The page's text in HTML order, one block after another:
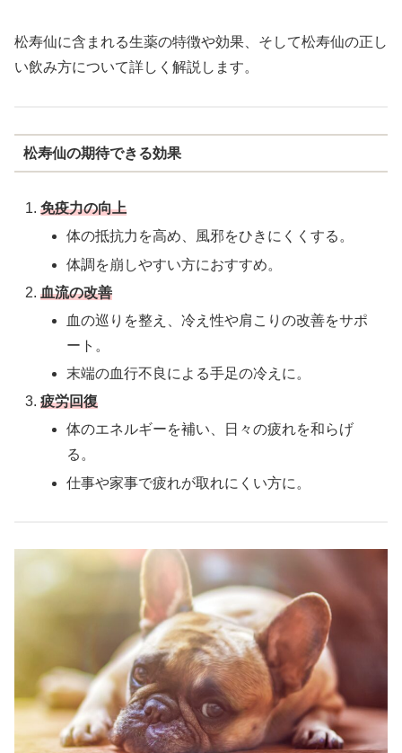
松寿仙に含まれる生薬の特徴や効果、そして松寿仙の正し
い飲み方について詳しく解説します。
松寿仙の期待できる効果
免疫力の向上
体の抵抗力を高め、風邪をひきにくくする。
体調を崩しやすい方におすすめ。
血流の改善
血の巡りを整え、冷え性や肩こりの改善をサポ
ート。
末端の血行不良による手足の冷えに。
疲労回復
体のエネルギーを補い、日々の疲れを和らげ
る。
仕事や家事で疲れが取れにくい方に。